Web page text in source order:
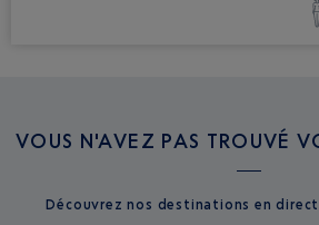
VOUS N'AVEZ PAS TROUVÉ
Découvrez nos destinations en